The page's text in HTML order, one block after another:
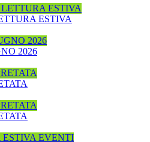
ESTIVA
2026